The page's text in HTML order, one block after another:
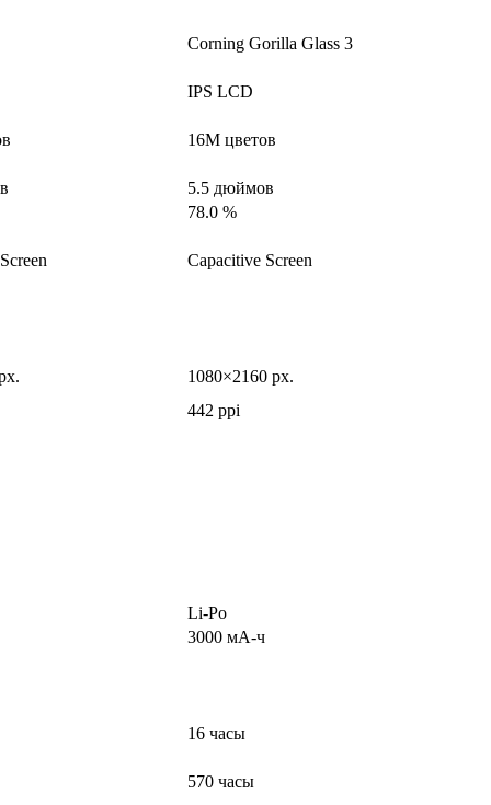
Corning Gorilla Glass 3
IPS LCD
16M цветов
5.5 дюймов
78.0 %
Capacitive Screen
1080×2160 px.
442 ppi
Li-Po
3000 мА-ч
16 часы
570 часы